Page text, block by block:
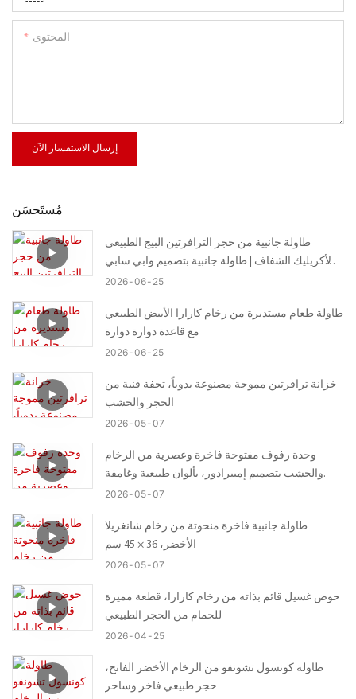
المحتوى
إرسال الاستفسار الآن
مُستَحسَن
طاولة جانبية من حجر الترافرتين البيج الطبيعي
والأكريليك الشفاف | طاولة جانبية بتصميم وابي سابي
العضوي غير المنتظم - تتوفر أحجام حسب الطلب
2026 06 25
طاولة طعام مستديرة من رخام كارارا الأبيض الطبيعي
مع قاعدة دوارة دوارة
2026 06 25
خزانة ترافرتين مموجة مصنوعة يدوياً، تحفة فنية من
الحجر والخشب
2026 05 07
وحدة رفوف مفتوحة فاخرة وعصرية من الرخام
والخشب بتصميم إمبيرادور، بألوان طبيعية وغامقة.
2026 05 07
طاولة جانبية فاخرة منحوتة من رخام شانغريلا
الأخضر، 36 × 45 سم
2026 05 07
حوض غسيل قائم بذاته من رخام كارارا، قطعة مميزة
للحمام من الحجر الطبيعي
2026 04 25
طاولة كونسول تشونفو من الرخام الأخضر الفاتح،
حجر طبيعي فاخر وساحر